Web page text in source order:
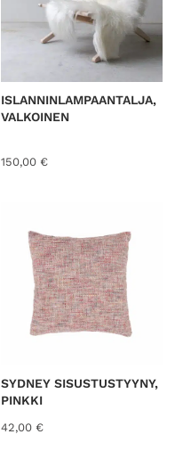
ISLANNINLAMPAANTALJA,
VALKOINEN
150,00 €
SYDNEY SISUSTUSTYYNY,
PINKKI
42,00 €